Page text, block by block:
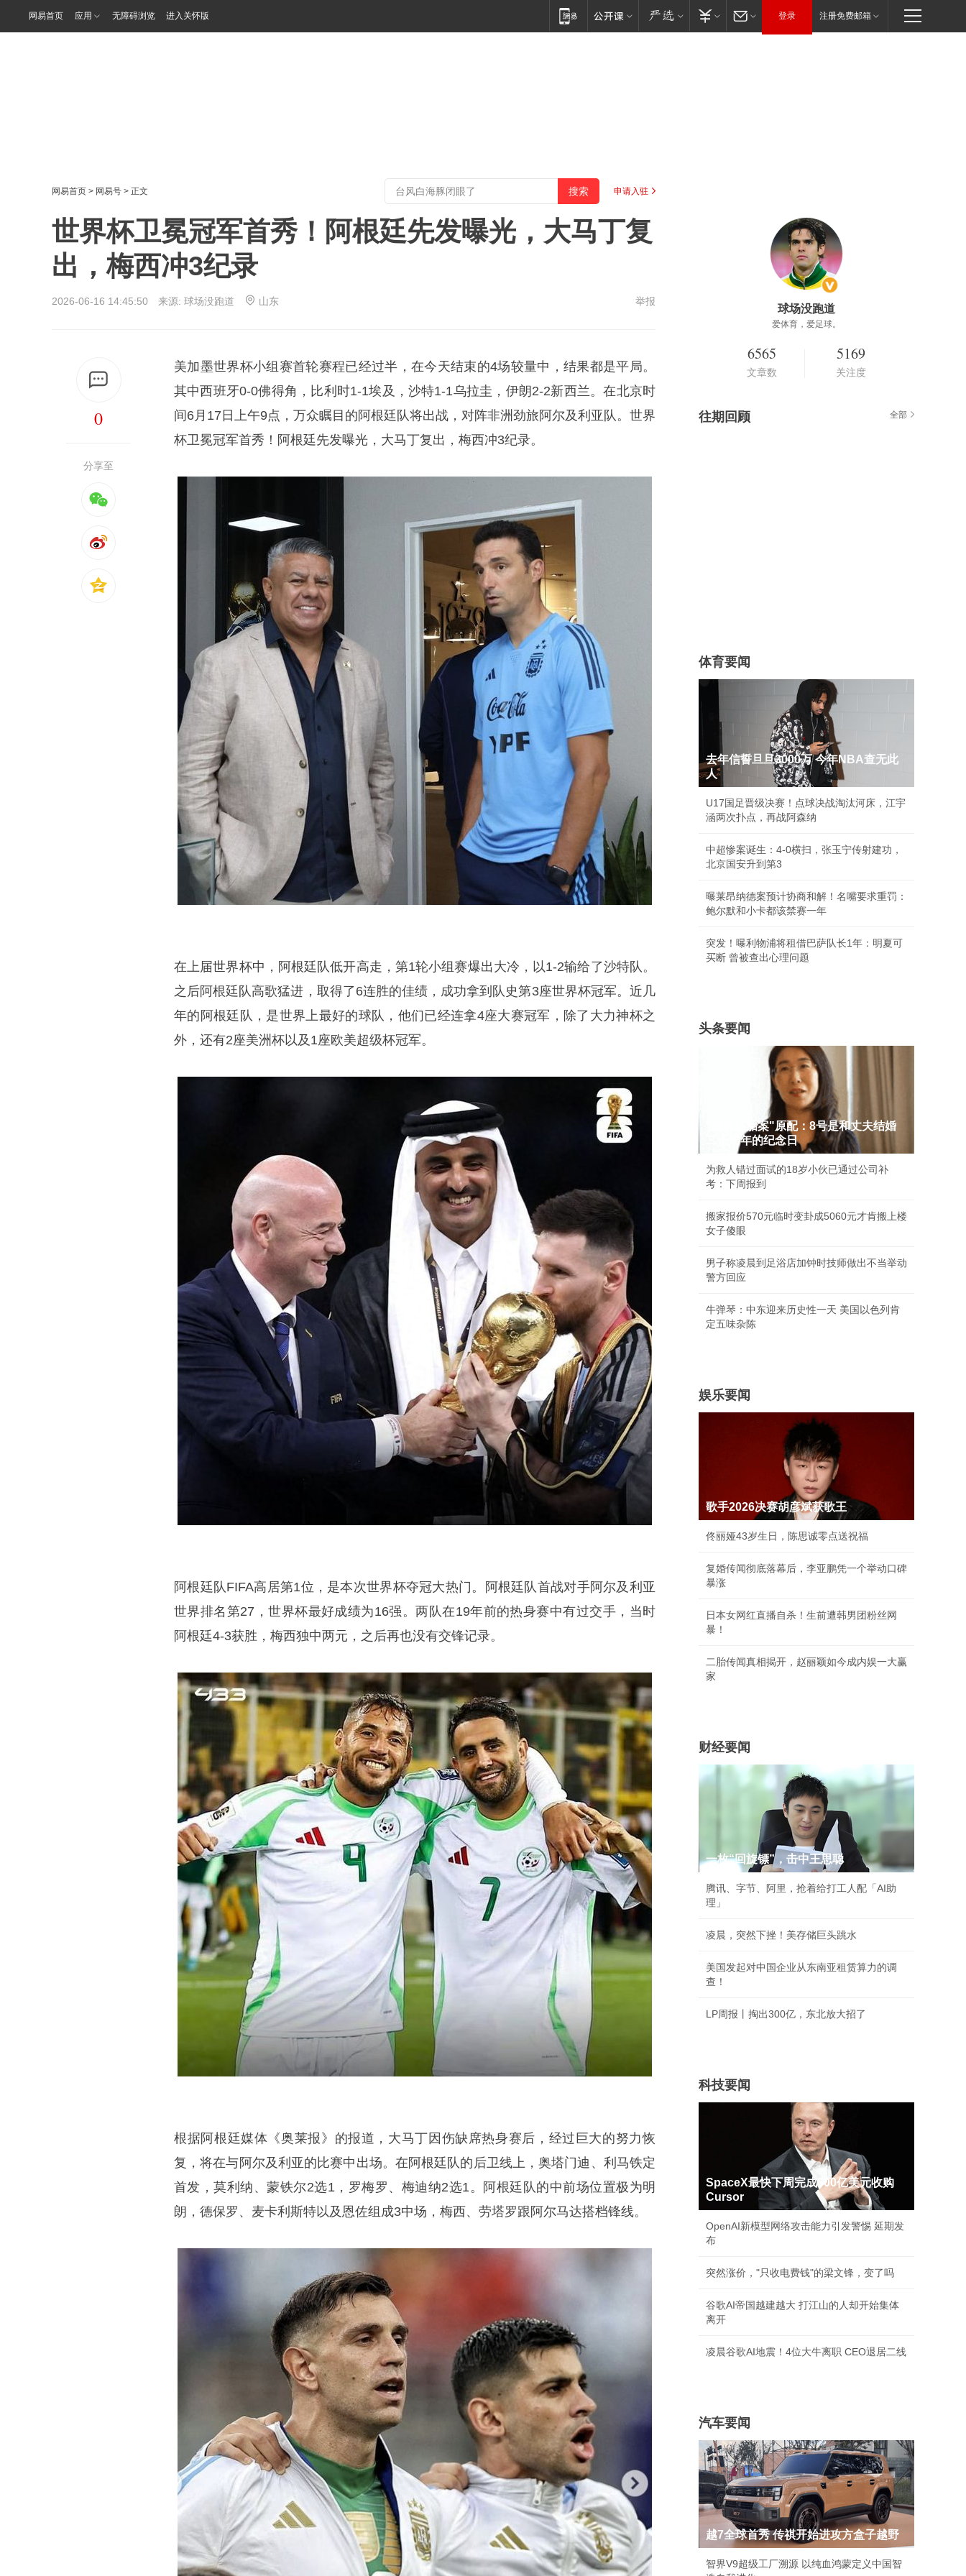
网易首页 应用 无障碍浏览 进入关怀版 登录 注册免费邮箱
网易首页 > 网易号 > 正文 申请入驻
世界杯卫冕冠军首秀！阿根廷先发曝光，大马丁复
出，梅西冲3纪录
2026-06-16 14:45:50 来源: 球场没跑道 山东 举报
0
分享至
美加墨世界杯小组赛首轮赛程已经过半，在今天结束的4场较量中，结果都是平局。
其中西班牙0-0佛得角，比利时1-1埃及，沙特1-1乌拉圭，伊朗2-2新西兰。在北京时
间6月17日上午9点，万众瞩目的阿根廷队将出战，对阵非洲劲旅阿尔及利亚队。世界
杯卫冕冠军首秀！阿根廷先发曝光， 大马丁复出，梅西冲3纪录。
在上届世界杯中，阿根廷队低开高走，第1轮小组赛爆出大冷，以1-2输给了沙特队。
之后阿根廷队高歌猛进，取得了6连胜的佳绩，成功拿到队史第3座世界杯冠军。近几
年的阿根廷队，是世界上最好的球队，他们已经连拿4座大赛冠军，除了大力神杯之
外，还有2座美洲杯以及1座欧美超级杯冠军。
阿根廷队FIFA高居第1位，是本次世界杯夺冠大热门。阿根廷队首战对手阿尔及利亚
世界排名第27，世界杯最好成绩为16强。两队在19年前的热身赛中有过交手，当时
阿根廷4-3获胜，梅西独中两元，之后再也没有交锋记录。
根据阿根廷媒体《奥莱报》的报道，大马丁因伤缺席热身赛后，经过巨大的努力恢
复，将在与阿尔及利亚的比赛中出场。在阿根廷队的后卫线上，奥塔门迪、利马铁定
首发，莫利纳、蒙铁尔2选1，罗梅罗、梅迪纳2选1。阿根廷队的中前场位置极为明
朗，德保罗、麦卡利斯特以及恩佐组成3中场，梅西、劳塔罗跟阿尔马达搭档锋线。
球场没跑道
爱体育，爱足球。
6565
文章数
5169
关注度
往期回顾 全部
体育要闻
去年信誓旦旦3000万 今年NBA查无此
人
U17国足晋级决赛！点球决战淘汰河床，江宇
涵两次扑点，再战阿森纳
中超惨案诞生：4-0横扫，张玉宁传射建功，
北京国安升到第3
曝莱昂纳德案预计协商和解！名嘴要求重罚：
鲍尔默和小卡都该禁赛一年
突发！曝利物浦将租借巴萨队长1年：明夏可
买断 曾被查出心理问题
头条要闻
"婚外胚胎案"原配：8号是和丈夫结婚
二十周年的纪念日
为救人错过面试的18岁小伙已通过公司补
考：下周报到
搬家报价570元临时变卦成5060元才肯搬上楼
女子傻眼
男子称凌晨到足浴店加钟时技师做出不当举动
警方回应
牛弹琴：中东迎来历史性一天 美国以色列肯
定五味杂陈
娱乐要闻
歌手2026决赛胡彦斌获歌王
佟丽娅43岁生日，陈思诚零点送祝福
复婚传闻彻底落幕后，李亚鹏凭一个举动口碑
暴涨
日本女网红直播自杀！生前遭韩男团粉丝网
暴！
二胎传闻真相揭开，赵丽颖如今成内娱一大赢
家
财经要闻
一枚“回旋镖”，击中王思聪
腾讯、字节、阿里，抢着给打工人配「AI助
理」
凌晨，突然下挫！美存储巨头跳水
美国发起对中国企业从东南亚租赁算力的调
查！
LP周报丨掏出300亿，东北放大招了
科技要闻
SpaceX最快下周完成600亿美元收购
Cursor
OpenAI新模型网络攻击能力引发警惕 延期发
布
突然涨价，"只收电费钱"的梁文锋，变了吗
谷歌AI帝国越建越大 打江山的人却开始集体
离开
凌晨谷歌AI地震！4位大牛离职 CEO退居二线
汽车要闻
越7全球首秀 传祺开始进攻方盒子越野
智界V9超级工厂溯源 以纯血鸿蒙定义中国智